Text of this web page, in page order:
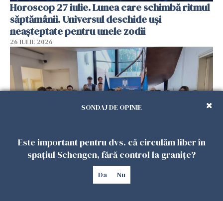
Horoscop 27 iulie. Lunea care schimbă ritmul
săptămânii. Universul deschide uși
neașteptate pentru unele zodii
26 IULIE 2026
Accidente, spitalizare sau alte urgențe?
Consulatul României la Roma promite
SONDAJ DE OPINIE
Este important pentru dvs. că circulăm liber în
spațiul Schengen, fără control la granițe?
Da Nu